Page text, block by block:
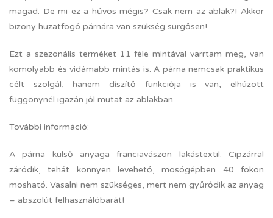
magad. De mi ez a hűvös mégis? Csak nem az ablak?! Akkor
bizony huzatfogó párnára van szükség sürgősen!
Ezt a szezonális terméket 11 féle mintával varrtam meg, van
komolyabb és vidámabb mintás is. A párna nemcsak praktikus
célt szolgál, hanem díszítő funkciója is van, elhúzott
függönynél igazán jól mutat az ablakban.
További információ:
A párna külső anyaga franciavászon lakástextil. Cipzárral
záródik, tehát könnyen levehető, mosógépben 40 fokon
mosható. Vasalni nem szükséges, mert nem gyűrődik az anyag
– abszolút felhasználóbarát!